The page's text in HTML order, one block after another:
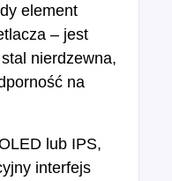
element
– jest
nierdzewna,
na
lub IPS,
interfejs